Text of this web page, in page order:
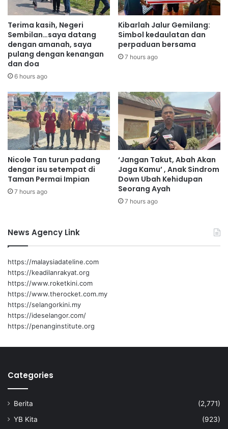
t
P
e
t
i
S
e
h
n
g
g
a
J
a
a
l
m
I
n
i
y
a
n
a
n
b
h
a
g
i
a
n
k
e
c
e
a
n
i
a
s
Terima kasih, Negeri
Sembilan…saya datang
dengan amanah, saya
pulang dengan kenangan
dan doa
6 hours ago
Kibarlah Jalur Gemilang:
Simbol kedaulatan dan
perpaduan bersama
7 hours ago
Nicole Tan turun padang
dengar isu setempat di
Taman Permai Impian
7 hours ago
‘Jangan Takut, Abah Akan
Jaga Kamu’ , Anak Sindrom
Down Ubah Kehidupan
Seorang Ayah
7 hours ago
News Agency Link
https://malaysiadateline.com
https://keadilanrakyat.org
https://www.roketkini.com
https://www.therocket.com.my
https://selangorkini.my
https://ideselangor.com/
https://penanginstitute.org
Categories
Berita
(2,771)
YB Kita
(923)